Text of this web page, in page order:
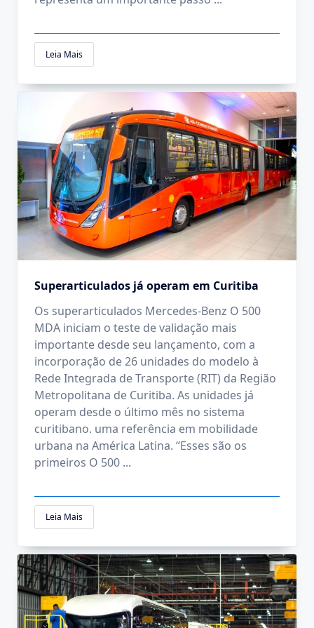
Leia Mais
Superarticulados já operam em Curitiba
Os superarticulados Mercedes-Benz O 500
MDA iniciam o teste de validação mais
importante desde seu lançamento, com a
incorporação de 26 unidades do modelo à
Rede Integrada de Transporte (RIT) da Região
Metropolitana de Curitiba. As unidades já
operam desde o último mês no sistema
curitibano. uma referência em mobilidade
urbana na América Latina. “Esses são os
primeiros O 500 ...
Leia Mais